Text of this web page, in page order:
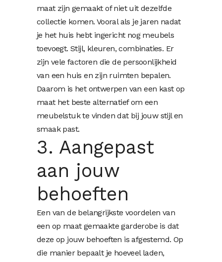
maat zijn gemaakt of niet uit dezelfde
collectie komen. Vooral als je jaren nadat
je het huis hebt ingericht nog meubels
toevoegt. Stijl, kleuren, combinaties. Er
zijn vele factoren die de persoonlijkheid
van een huis en zijn ruimten bepalen.
Daarom is het ontwerpen van een kast op
maat het beste alternatief om een
meubelstuk te vinden dat bij jouw stijl en
smaak past.
3. Aangepast
aan jouw
behoeften
Een van de belangrijkste voordelen van
een op maat gemaakte garderobe is dat
deze op jouw behoeften is afgestemd. Op
die manier bepaalt je hoeveel laden,